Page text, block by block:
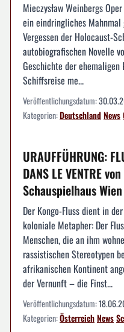
Mieczysław Weinbergs
ein eindringliches Mahnmal
Vergessen der Holocaust-
autobiografischen Novelle
Geschichte der
Schiffsreise me...
Veröffentlichungsdatum:
Kategorien:DeutschlandNews
URAUFFÜHRUNG:
DANS LE VENTRE
Schauspielhaus Wien
Der Kongo-Fluss dient in
koloniale Metapher: Der
Menschen, die an ihm
rassistischen Stereotypen
afrikanischen Kontinent
der Vernunft – die Finst...
Veröffentlichungsdatum:
Kategorien:ÖsterreichNews